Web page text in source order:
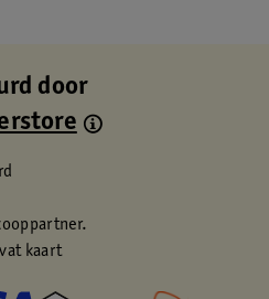
door
kaart